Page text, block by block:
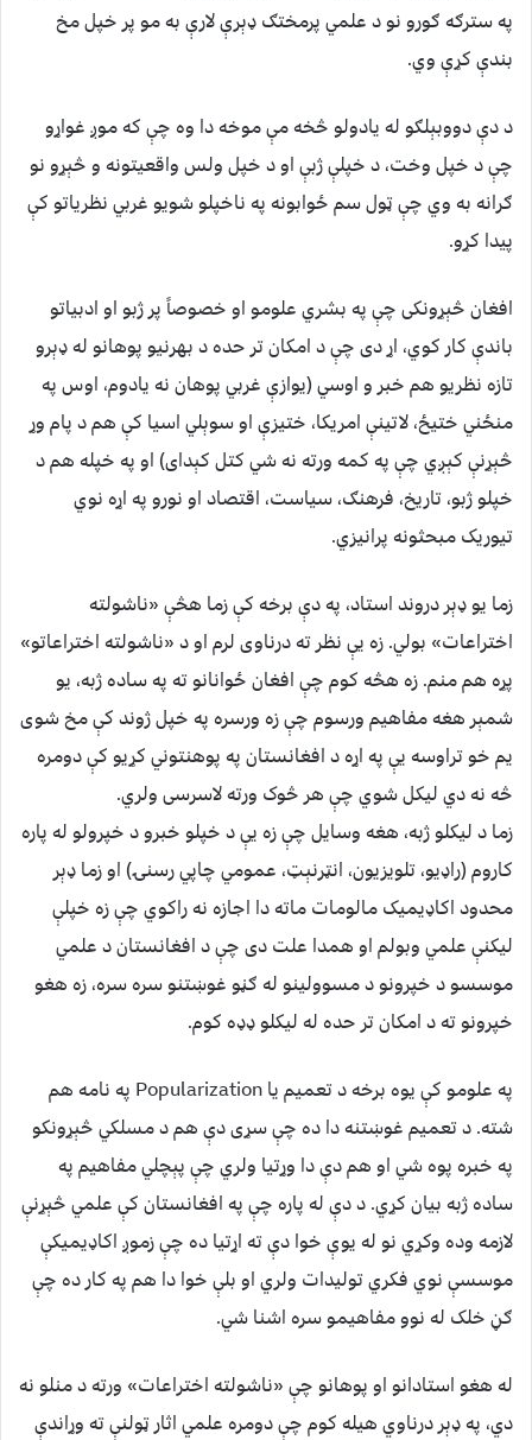
په سترګه ګورو نو د علمي پرمختګ ډېرې لارې به مو پر خپل مخ
بندې کړې وي.
د دې دووبېلګو له یادولو څخه مې موخه دا وه چې که موږ غواړو
چې د خپل وخت، د خپلې ژبې او د خپل ولس واقعیتونه و څېړو نو
ګرانه به وي چې ټول سم ځوابونه په ناخپلو شویو غربي نظریاتو کې
پیدا کړو.
افغان څېړونکی چې په بشري علومو او خصوصاً پر ژبو او ادبیاتو
باندې کار کوي، اړ دی چې د امکان تر حده د بهرنیو پوهانو له ډېرو
تازه نظریو هم خبر و اوسي (یوازې غربي پوهان نه یادوم، اوس په
منځني ختیځ، لاتینې امریکا، ختیزې او سوېلي اسیا کې هم د پام وړ
څېړنې کېږي چې په کمه ورته نه شي کتل کېدای) او په خپله هم د
خپلو ژبو، تاریخ، فرهنګ، سیاست، اقتصاد او نورو په اړه نوي
تیوریک مبحثونه پرانیزي.
زما یو ډېر دروند استاد، په دې برخه کې زما هڅې «ناشولته
اختراعات» بولي. زه یې نظر ته درناوی لرم او د «ناشولته اختراعاتو»
پړه هم منم. زه هڅه کوم چې افغان ځوانانو ته په ساده ژبه، یو
شمېر هغه مفاهیم ورسوم چې زه ورسره په خپل ژوند کې مخ شوی
یم خو تراوسه یې په اړه د افغانستان په پوهنتوني کړیو کې دومره
څه نه دي لیکل شوي چې هر څوک ورته لاسرسی ولري.
زما د لیکلو ژبه، هغه وسایل چې زه یې د خپلو خبرو د خپرولو له پاره
کاروم (راډیو، تلویزیون، انټرنېټ، عمومي چاپي رسنۍ) او زما ډېر
محدود اکاډیمیک مالومات ماته دا اجازه نه راکوي چې زه خپلې
لیکنې علمي وبولم او همدا علت دی چې د افغانستان د علمي
موسسو د خپرونو د مسوولینو له ګڼو غوښتنو سره سره، زه هغو
خپرونو ته د امکان تر حده له لیکلو ډډه کوم.
په علومو کې یوه برخه د تعمیم یا Popularization په نامه هم
شته. د تعمیم غوښتنه دا ده چې سړی دې هم د مسلکي څېړونکو
په خبره پوه شي او هم دې دا وړتیا ولري چې پېچلي مفاهیم په
ساده ژبه بیان کړي. د دې له پاره چې په افغانستان کې علمي څېړنې
لازمه وده وکړي نو له یوې خوا دې ته اړتیا ده چې زموږ اکاډیمیکې
موسسې نوي فکري تولیدات ولري او بلې خوا دا هم په کار ده چې
ګڼ خلک له نوو مفاهیمو سره اشنا شي.
له هغو استادانو او پوهانو چې «ناشولته اختراعات» ورته د منلو نه
دي، په ډېر درناوي هيله کوم چې دومره علمي اثار ټولنې ته وړاندې